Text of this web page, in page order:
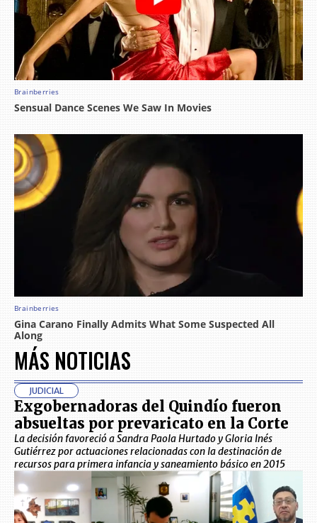
MÁS NOTICIAS
JUDICIAL
Exgobernadoras del Quindío fueron
absueltas por prevaricato en la Corte
La decisión favoreció a Sandra Paola Hurtado y Gloria Inés
Gutiérrez por actuaciones relacionadas con la destinación de
recursos para primera infancia y saneamiento básico en 2015